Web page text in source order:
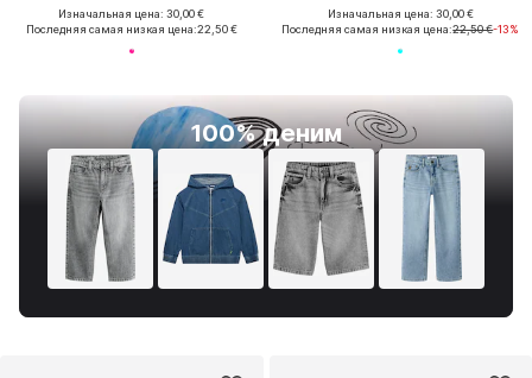
Изначальная цена: 30,00 €
Последняя самая низкая цена:22,50 €
100% деним
Изначальная цена: 30,00 €
Последняя самая низкая цена:22,50 €-13%